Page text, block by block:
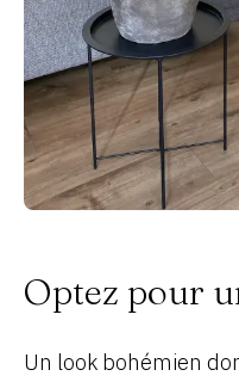
Optez pour
Un look bohémien